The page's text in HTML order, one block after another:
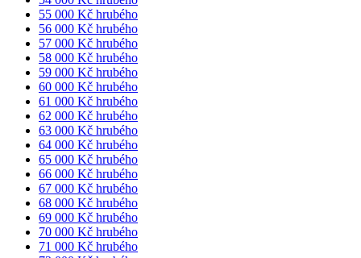
55 000 Kč hrubého
56 000 Kč hrubého
57 000 Kč hrubého
58 000 Kč hrubého
59 000 Kč hrubého
60 000 Kč hrubého
61 000 Kč hrubého
62 000 Kč hrubého
63 000 Kč hrubého
64 000 Kč hrubého
65 000 Kč hrubého
66 000 Kč hrubého
67 000 Kč hrubého
68 000 Kč hrubého
69 000 Kč hrubého
70 000 Kč hrubého
71 000 Kč hrubého